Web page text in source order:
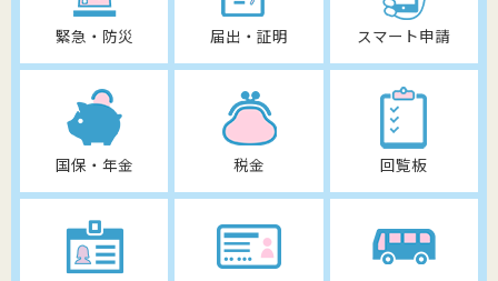
緊急・防災 届出・証明 スマート申請
国保・年金 税金 回覧板